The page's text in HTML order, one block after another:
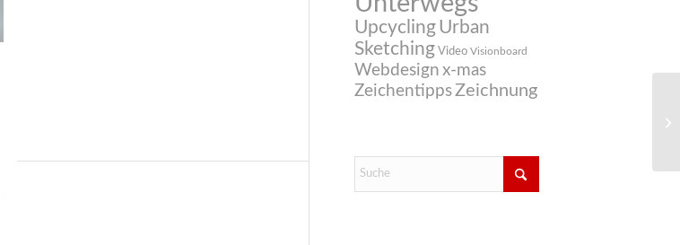
Upcycling Urban
Sketching Video Visionboard
Webdesign x-mas
ZeichentippsZeichnung